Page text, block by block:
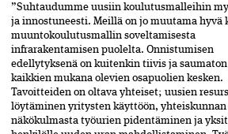
”Suhtaudumme uusiin koulutusmalleihin
ja innostuneesti. Meillä on jo muutama hyvä
muuntokoulutusmallin soveltamisesta
infrarakentamisen puolelta. Onnistumisen
edellytyksenä on kuitenkin tiivis ja
kaikkien mukana olevien osapuolien kesken.
Tavoitteiden on oltava yhteiset; uusien
löytäminen yritysten käyttöön, yhteiskunnan
näkökulmasta työurien pidentäminen ja